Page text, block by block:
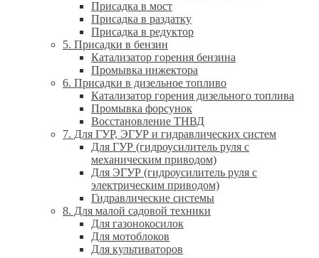
Присадка в мост
Присадка в раздатку
Присадка в редуктор
5. Присадки в бензин
Катализатор горения бензина
Промывка инжектора
6. Присадки в дизельное топливо
Катализатор горения дизельного топлива
Промывка форсунок
Восстановление ТНВД
7. Для ГУР, ЭГУР и гидравлических систем
Для ГУР (гидроусилитель руля с
механическим приводом)
Для ЭГУР (гидроусилитель руля с
электрическим приводом)
Гидравлические системы
8. Для малой садовой техники
Для газонокосилок
Для мотоблоков
Для культиваторов